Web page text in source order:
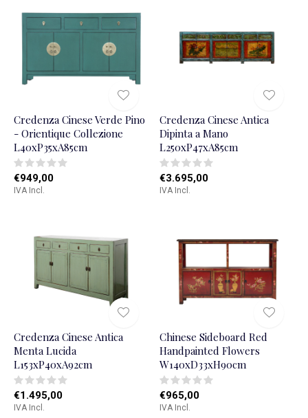
Credenza Cinese Verde Pino
- Orientique Collezione
L40xP35xA85cm
€949,00
IVA Incl.
Credenza Cinese Antica
Dipinta a Mano
L250xP47xA85cm
€3.695,00
IVA Incl.
Credenza Cinese Antica
Menta Lucida
L153xP40xA92cm
€1.495,00
IVA Incl.
Chinese Sideboard Red
Handpainted Flowers
W140xD33xH90cm
€965,00
IVA Incl.